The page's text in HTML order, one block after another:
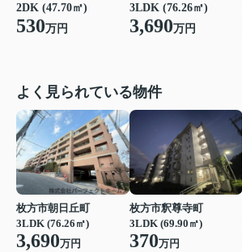
2DK (47.70㎡)
530万円
3LDK (76.26㎡)
3,690万円
よく見られている物件
枚方市朝日丘町
3LDK (76.26㎡)
3,690万円
枚方市釈尊寺町
3LDK (69.90㎡)
370万円